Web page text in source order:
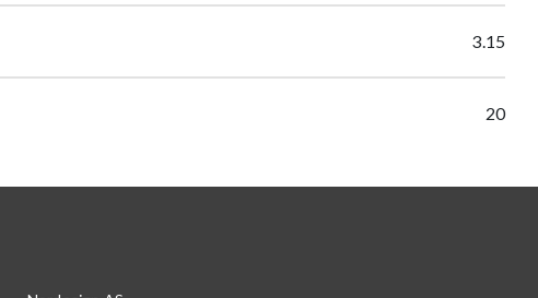
3.15
20